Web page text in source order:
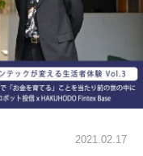
2021.02.17